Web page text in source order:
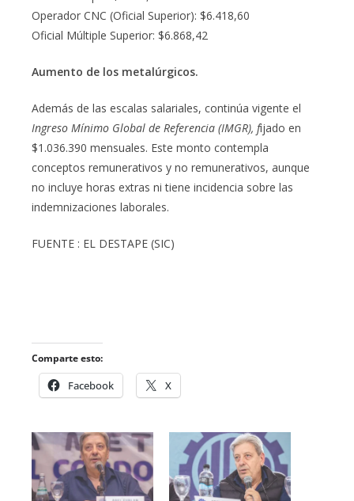
Operador CNC (Oficial Superior): $6.418,60
Oficial Múltiple Superior: $6.868,42
Aumento de los metalúrgicos.
Además de las escalas salariales, continúa vigente el
Ingreso Mínimo Global de Referencia (IMGR), fijado en
$1.036.390 mensuales. Este monto contempla
conceptos remunerativos y no remunerativos, aunque
no incluye horas extras ni tiene incidencia sobre las
indemnizaciones laborales.
FUENTE : EL DESTAPE (SIC)
Comparte esto:
Facebook X